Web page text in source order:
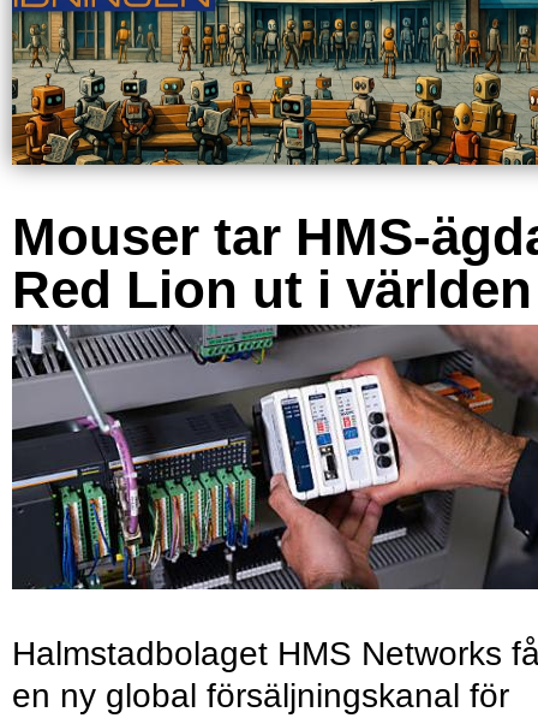
Mouser tar HMS-
Red Lion ut i världen
Halmstadbolaget HMS Networks
en ny global försäljningskanal för